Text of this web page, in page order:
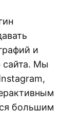
и
сайта. Мы
большим